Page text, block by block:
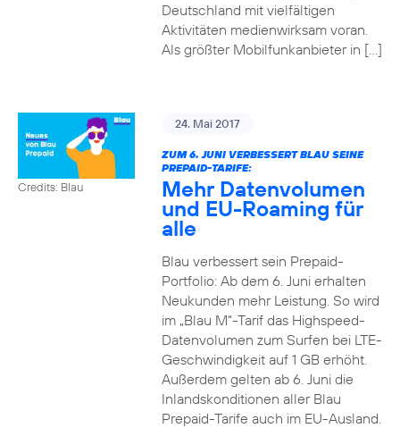
Deutschland mit vielfältigen
Aktivitäten medienwirksam voran.
Als größter Mobilfunkanbieter in […]
Credits: Blau
24. Mai 2017
ZUM 6. JUNI VERBESSERT BLAU SEINE
PREPAID-TARIFE:
Mehr Datenvolumen
und EU-Roaming für
alle
Blau verbessert sein Prepaid-
Portfolio: Ab dem 6. Juni erhalten
Neukunden mehr Leistung. So wird
im „Blau M“-Tarif das Highspeed-
Datenvolumen zum Surfen bei LTE-
Geschwindigkeit auf 1 GB erhöht.
Außerdem gelten ab 6. Juni die
Inlandskonditionen aller Blau
Prepaid-Tarife auch im EU-Ausland.